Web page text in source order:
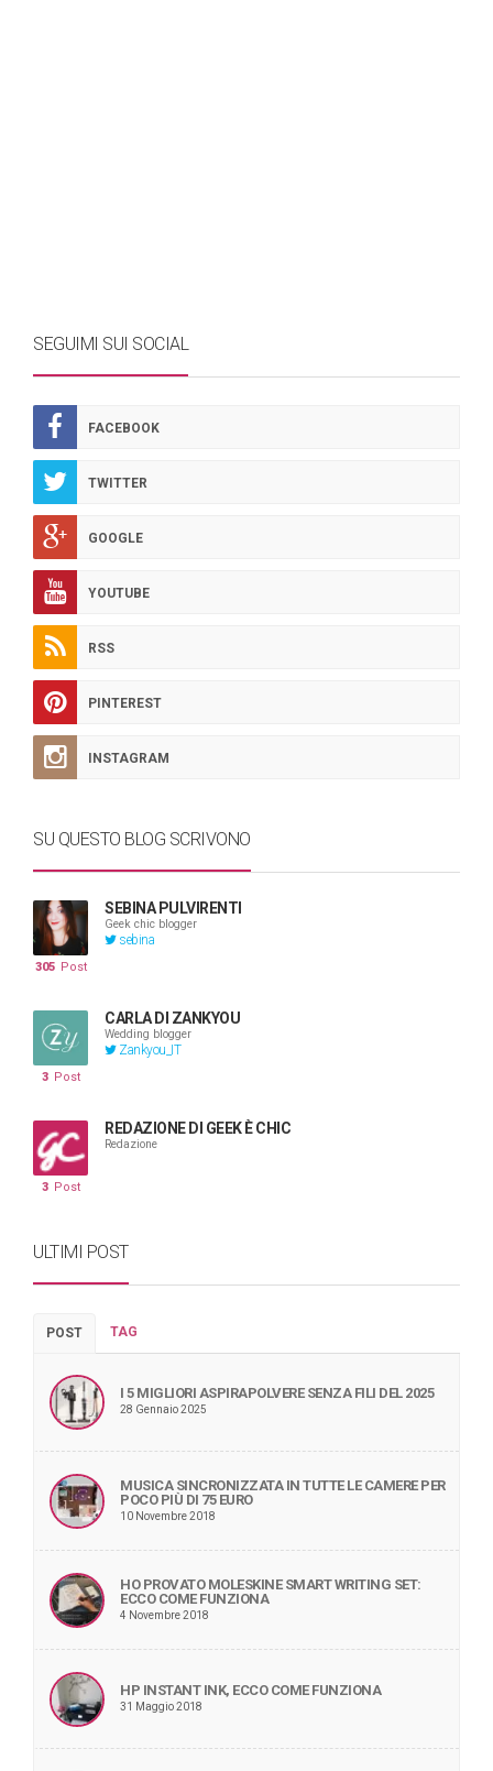
SEGUIMI SUI SOCIAL
FACEBOOK
TWITTER
GOOGLE
YOUTUBE
RSS
PINTEREST
INSTAGRAM
SU QUESTO BLOG SCRIVONO
SEBINA PULVIRENTI
Geek chic blogger
sebina
305 Post
CARLA DI ZANKYOU
Wedding blogger
Zankyou_IT
3 Post
REDAZIONE DI GEEK È CHIC
Redazione
3 Post
ULTIMI POST
POST TAG
I 5 MIGLIORI ASPIRAPOLVERE SENZA FILI DEL 2025
28 Gennaio 2025
MUSICA SINCRONIZZATA IN TUTTE LE CAMERE PER
POCO PIÙ DI 75 EURO
10 Novembre 2018
HO PROVATO MOLESKINE SMART WRITING SET:
ECCO COME FUNZIONA
4 Novembre 2018
HP INSTANT INK, ECCO COME FUNZIONA
31 Maggio 2018